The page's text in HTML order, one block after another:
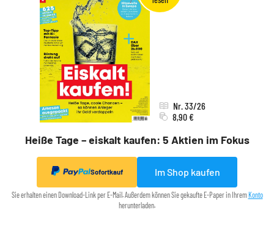
Heiße Tage – eiskalt kaufen: 5 Aktien im Fokus
Nr. 33/26
8,90 €
Sofortkauf Im Shop kaufen
Sie erhalten einen Download-Link per E-Mail. Außerdem können Sie gekaufte E-Paper in IhremKonto
herunterladen.